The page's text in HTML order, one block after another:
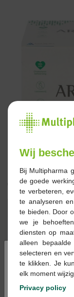
€ 50,01
Op
- +
Max. aantal = 7
Wij
Bij Multipharma
de goede
te verbeteren,
te analyseren
te bieden. Door
we je
diensten op
alleen
selecteren en
te klikken. Je
elk moment
Privacy policy